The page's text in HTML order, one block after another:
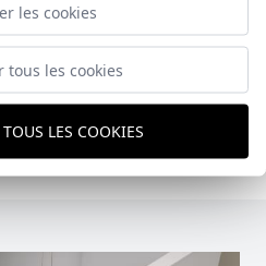
práctica, resistente y
les cookies
tous les cookies
LES COOKIES